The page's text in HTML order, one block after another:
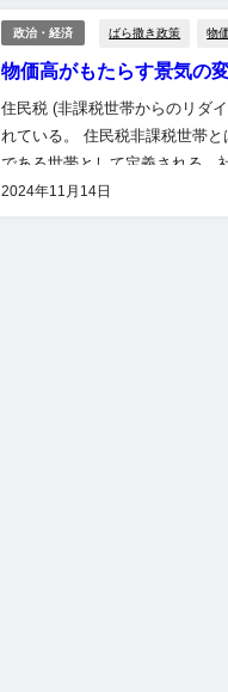
政治・経済 ばら撒き政策 物
物価高がもたらす景気の
2024年11月14日
住民税 (非課税世帯からのリダ
れている。 住民税非課税世帯
である世帯として定義される。
は個人税であるため、その世